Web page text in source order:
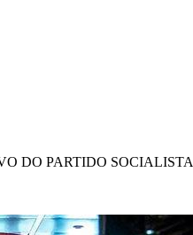
DO PARTIDO SOCIALISTA